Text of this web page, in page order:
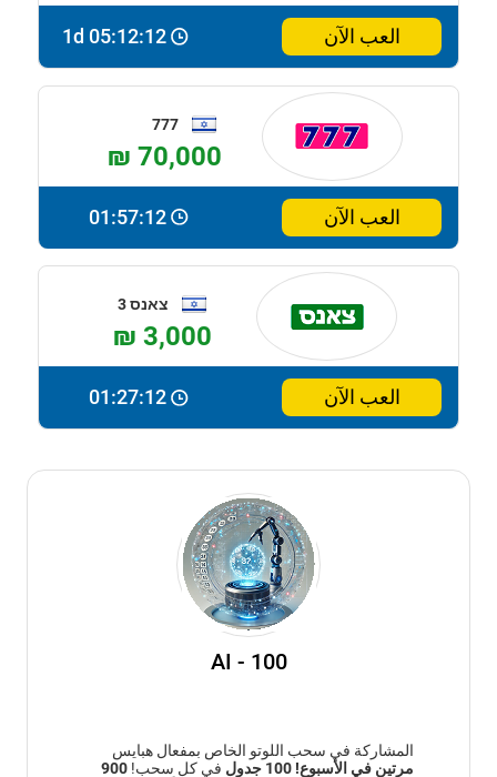
العب الآن 1d 05:12:11
777
₪ 70,000
العب الآن 01:57:11
צאנס 3
₪ 3,000
العب الآن 01:27:11
AI - 100
المشاركة في سحب اللوتو الخاص بمفعال هبايس
مرتين في الأسبوع! 100 جدول في كل سحب! 900